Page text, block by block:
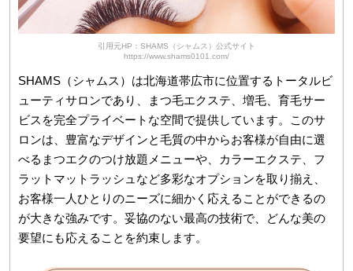
引用元HP：SHAMS（シャムス）公式サイト
https://www.shams0101.com/
SHAMS（シャムス）は北海道帯広市に位置するトータルビ
ューティサロンであり、まつ毛エクステ、増毛、育毛サー
ビスを完全プライベートな空間で提供しています。このサ
ロンは、豊富なデザインと毛質の中からお客様が自由に選
べるまつエクのつけ放題メニューや、カラーエクステ、フ
ラットマットラッシュなど多彩なオプションを取り揃え、
お客様一人ひとりのニーズに細かく応えることができるの
が大きな強みです。妥協のない最高の技術で、どんな美の
要望にも応えることを約束します。